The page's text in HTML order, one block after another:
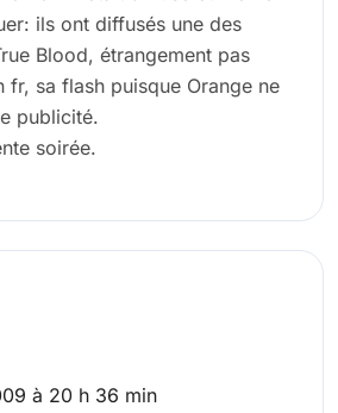
ils ont diffusés une des
Blood, étrangement pas
fr, sa flash puisque Orange ne
publicité.
soirée.
à 20 h 36 min